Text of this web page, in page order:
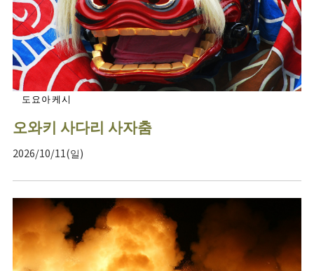
도요아케시
오와키 사다리 사자춤
2026/10/11(일)